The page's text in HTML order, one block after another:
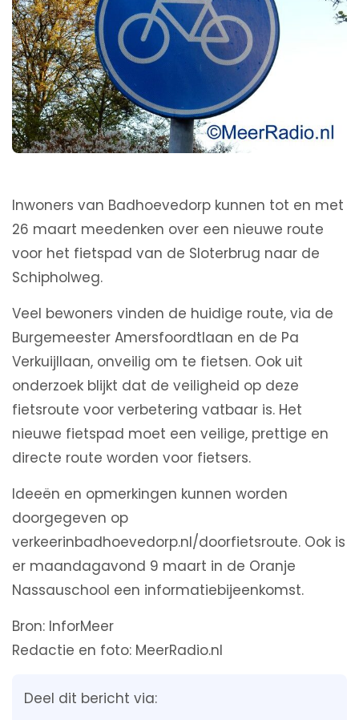
Inwoners van Badhoevedorp kunnen tot en met
26 maart meedenken over een nieuwe route
voor het fietspad van de Sloterbrug naar de
Schipholweg.
Veel bewoners vinden de huidige route, via de
Burgemeester Amersfoordtlaan en de Pa
Verkuijllaan, onveilig om te fietsen. Ook uit
onderzoek blijkt dat de veiligheid op deze
fietsroute voor verbetering vatbaar is. Het
nieuwe fietspad moet een veilige, prettige en
directe route worden voor fietsers.
Ideeën en opmerkingen kunnen worden
doorgegeven op
verkeerinbadhoevedorp.nl/doorfietsroute. Ook is
er maandagavond 9 maart in de Oranje
Nassauschool een informatiebijeenkomst.
Bron: InforMeer
Redactie en foto: MeerRadio.nl
Deel dit bericht via: